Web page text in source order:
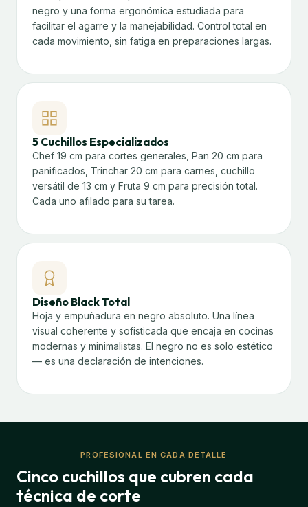
negro y una forma ergonómica estudiada para
facilitar el agarre y la manejabilidad. Control total en
cada movimiento, sin fatiga en preparaciones largas.
5 Cuchillos Especializados
Chef 19 cm para cortes generales, Pan 20 cm para
panificados, Trinchar 20 cm para carnes, cuchillo
versátil de 13 cm y Fruta 9 cm para precisión total.
Cada uno afilado para su tarea.
Diseño Black Total
Hoja y empuñadura en negro absoluto. Una línea
visual coherente y sofisticada que encaja en cocinas
modernas y minimalistas. El negro no es solo estético
— es una declaración de intenciones.
PROFESIONAL EN CADA DETALLE
Cinco cuchillos que cubren cada
técnica de corte